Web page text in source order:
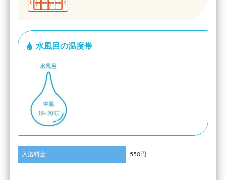
水風呂の温度帯
入浴料金 550円